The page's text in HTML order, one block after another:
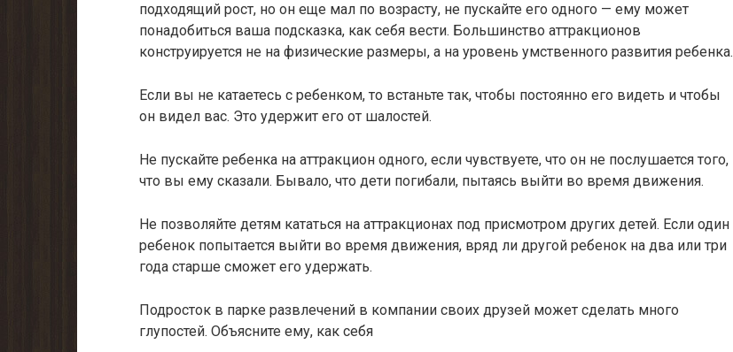
подходящий рост, но он еще мал по возрасту, не пускайте его одного — ему может
понадобиться ваша подсказка, как себя вести. Большинство аттракционов
конструируется не на физические размеры, а на уровень умственного развития ребенка.
Если вы не катаетесь с ребенком, то встаньте так, чтобы постоянно его видеть и чтобы
он видел вас. Это удержит его от шалостей.
Не пускайте ребенка на аттракцион одного, если чувствуете, что он не послушается того,
что вы ему сказали. Бывало, что дети погибали, пытаясь выйти во время движения.
Не позволяйте детям кататься на аттракционах под присмотром других детей. Если один
ребенок попытается выйти во время движения, вряд ли другой ребенок на два или три
года старше сможет его удержать.
Подросток в парке развлечений в компании своих друзей может сделать много
глупостей. Объясните ему, как себя